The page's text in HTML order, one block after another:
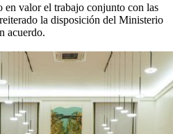
en valor el trabajo conjunto con las
la disposición del Ministerio
acuerdo.